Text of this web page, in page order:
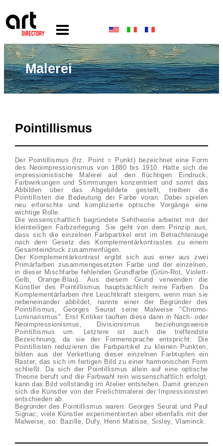
Malerei
Pointillismus
Der Pointillismus (frz. Point = Punkt) bezeichnet eine Form
des Neoimpressionismus von 1880 bis 1910. Hatte sich die
impressionistische Malerei auf den flüchtigen Eindruck,
Farbwirkungen und Stimmungen konzentriert und somit das
Abbilden über das Abgebildete gestellt, treiben die
Pointillisten die Bedeutung der Farbe voran. Dabei spielen
neu erforschte und komplizierte optische Vorgänge eine
wichtige Rolle.
Die wissenschaftlich begründete Sehtheorie arbeitet mit der
kleinteiligen Farbzerlegung. Sie geht von dem Prinzip aus,
dass sich die einzelnen Farbpartikel erst im Betrachterauge
nach dem Gesetz des Komplementärkontrastes zu einem
Gesamteindruck zusammenfügen.
Der Komplementärkontrast ergibt sich aus einer aus zwei
Primärfarben zusammengesetzten Farbe und der einzelnen,
in dieser Mischfarbe fehlenden Grundfarbe (Grün-Rot, Violett-
Gelb, Orange-Blau). Aus diesem Grund verwenden die
Künstler des Pointillismus hauptsächlich reine Farben. Da
Komplementärfarben ihre Leuchtkraft steigern, wenn man sie
nebeneinander abbildet, nannte einer der Begründer des
Pointillismus, Georges Seurat seine Malweise "Chromo-
Luminarismus". Erst Kritiker tauften diese dann in Nach- oder
Neoimpressionismus, Divisionismus beziehungsweise
Pointillismus um. Letztere ist auch die treffendste
Bezeichnung, da sie der Formensprache entspricht: Die
Pointillisten reduzieren die Farbpartikel zu kleinen Punkten,
bilden aus der Verkettung dieser einzelnen Farbtupfen ein
Raster, das sich im fertigen Bild zu einer harmonischen Form
schließt. Da sich der Pointillismus allein auf eine optische
Theorie beruft und die Farbwahl rein wissenschaftlich erfolgt,
kann das Bild vollständig im Atelier entstehen. Damit grenzen
sich die Künstler von der Freilichtmalerei der Impressionisten
entschieden ab.
Begründer des Pointillismus waren: Georges Seurat und Paul
Signac; viele Künstler experimentierten aber ebenfalls mit der
Malweise, so: Bazille, Dufy, Henri Matisse, Sisley, Vlaminck.